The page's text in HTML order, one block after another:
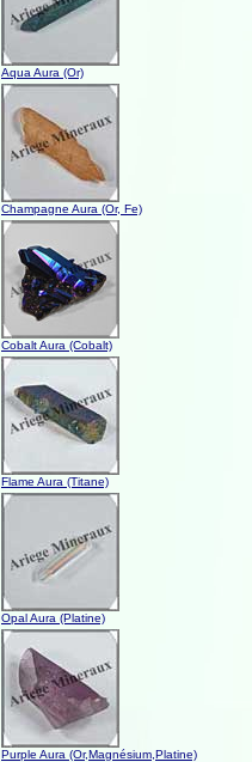
Aqua Aura (Or)
Champagne Aura (Or, Fe)
Cobalt Aura (Cobalt)
Flame Aura (Titane)
Opal Aura (Platine)
Purple Aura (Or,Magnésium,Platine)